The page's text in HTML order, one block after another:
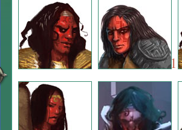
6
6
3